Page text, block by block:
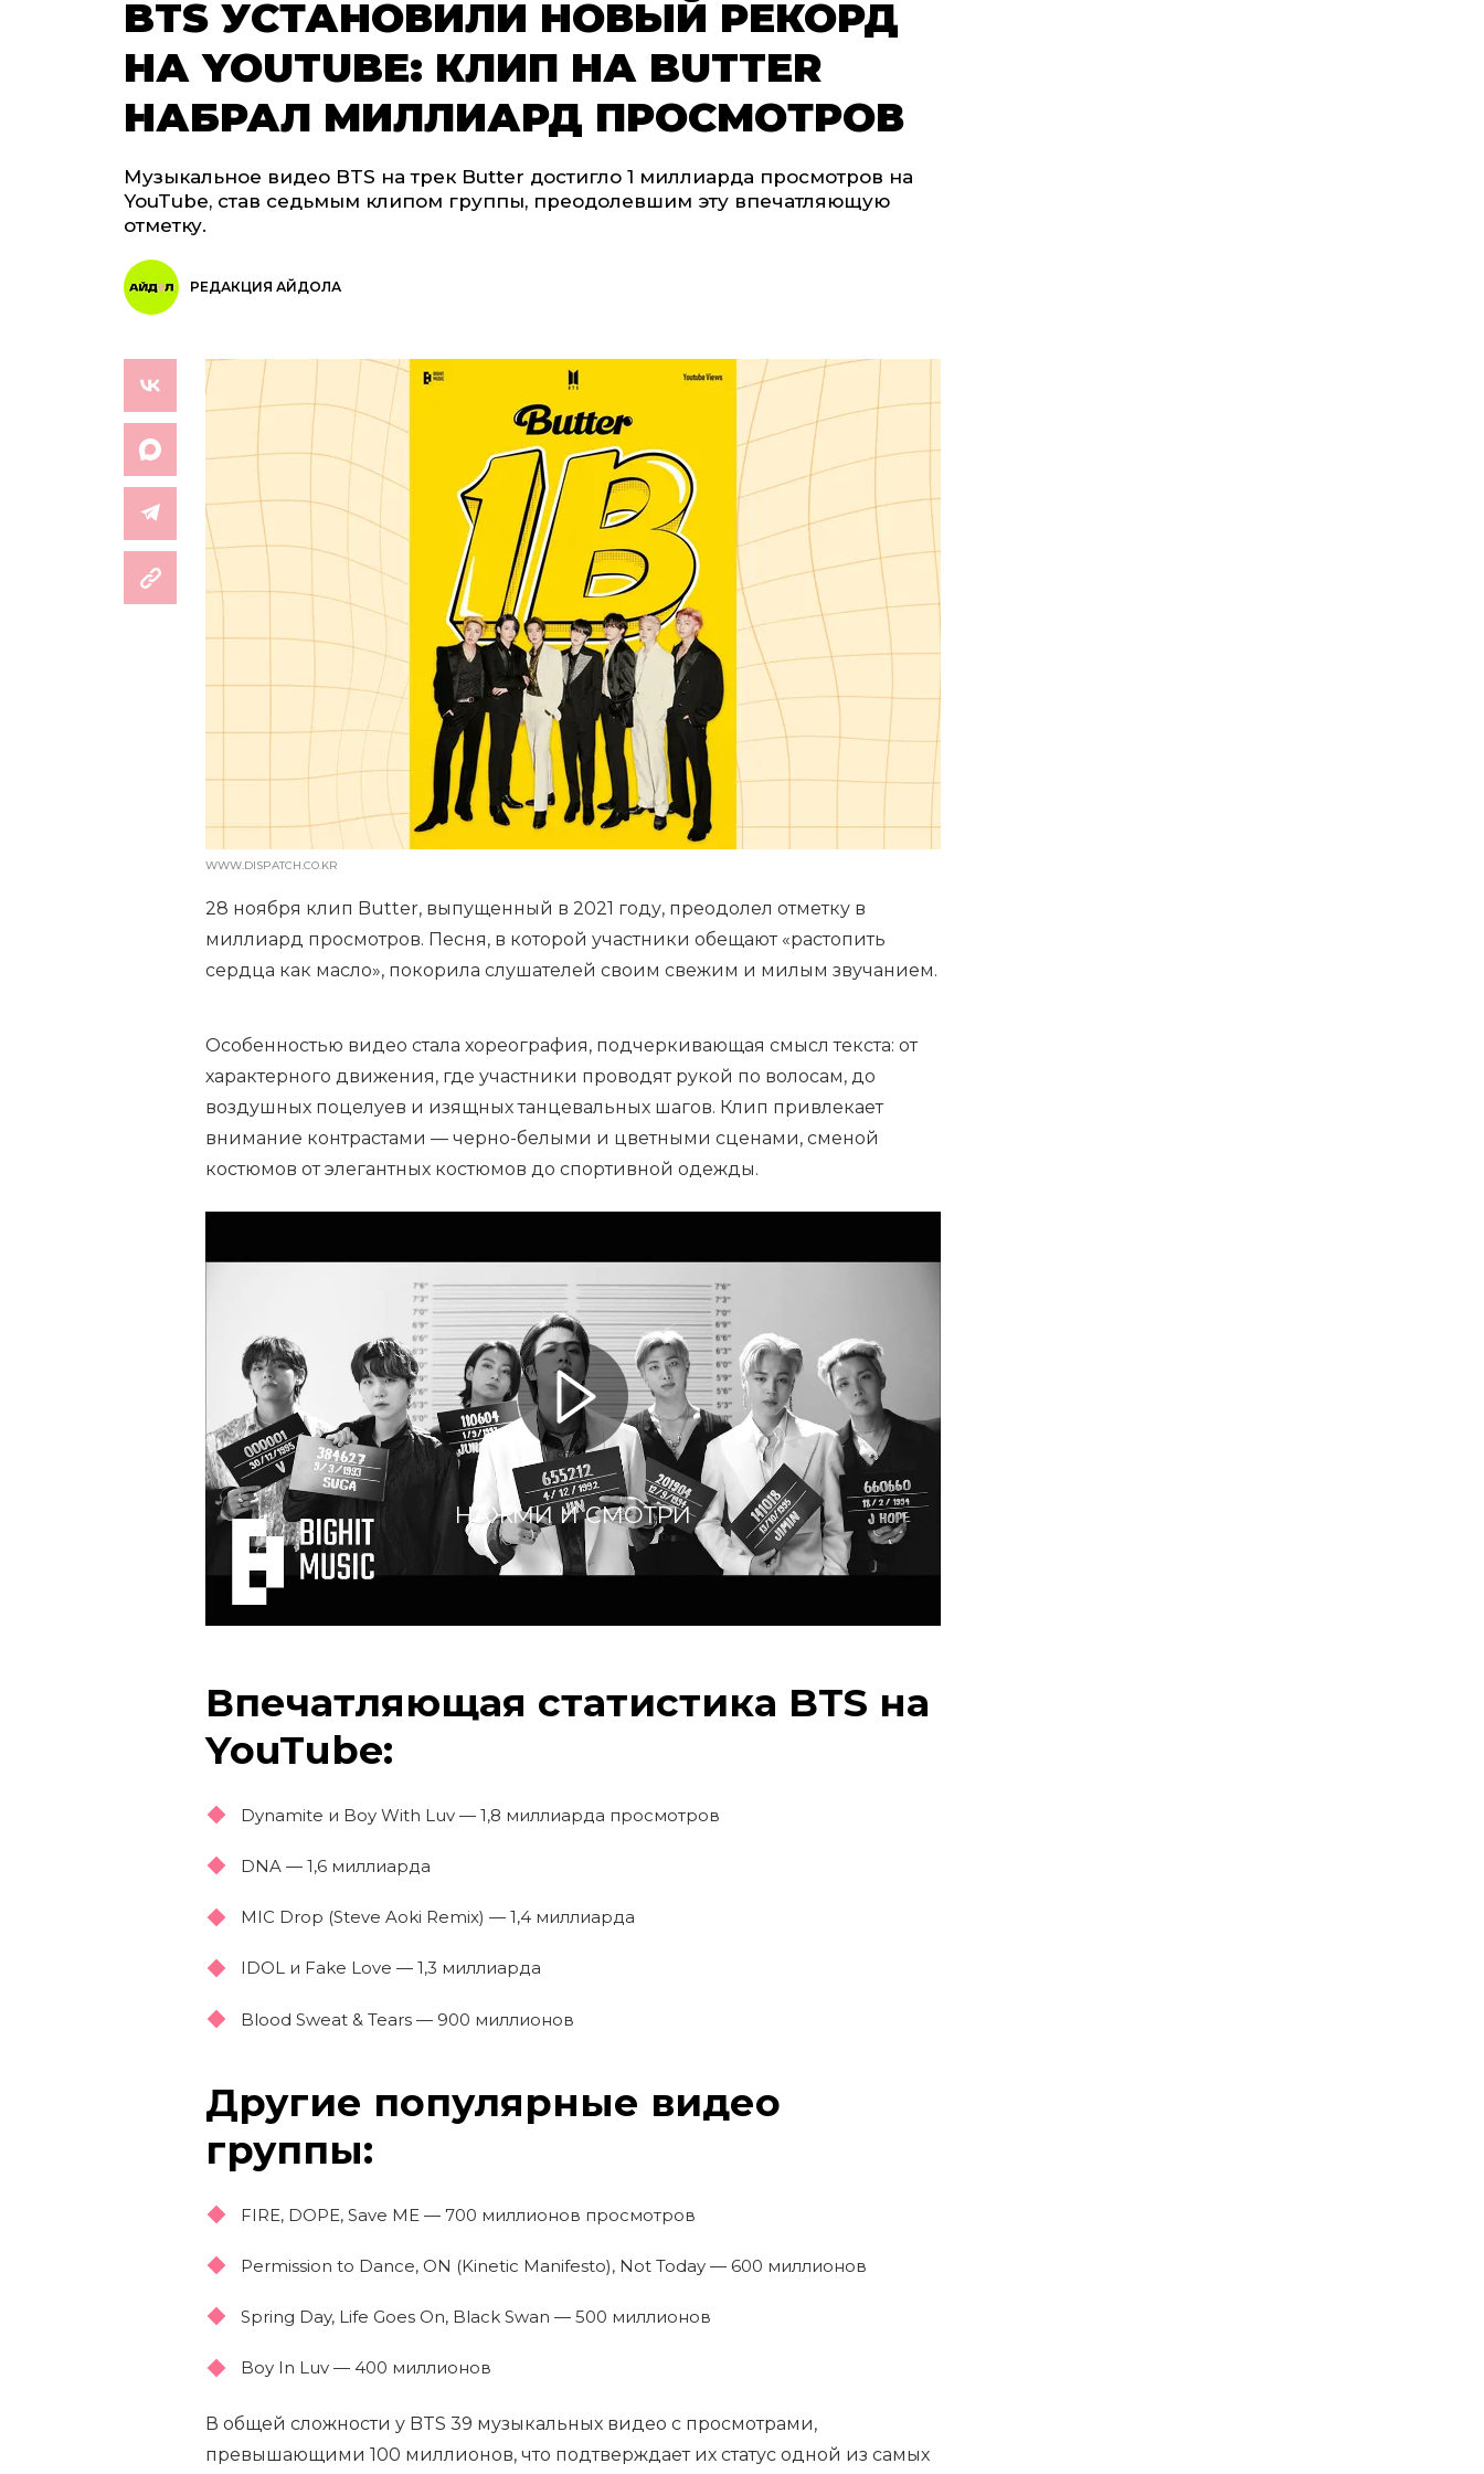
BTS УСТАНОВИЛИ НОВЫЙ РЕКОРД
НА YOUTUBE: КЛИП НА BUTTER
НАБРАЛ МИЛЛИАРД ПРОСМОТРОВ
Музыкальное видео BTS на трек Butter достигло 1 миллиарда просмотров на
YouTube, став седьмым клипом группы, преодолевшим эту впечатляющую
отметку.
РЕДАКЦИЯ АЙДОЛА
WWW.DISPATCH.CO.KR
28 ноября клип Butter, выпущенный в 2021 году, преодолел отметку в
миллиард просмотров. Песня, в которой участники обещают «растопить
сердца как масло», покорила слушателей своим свежим и милым звучанием.
Особенностью видео стала хореография, подчеркивающая смысл текста: от
характерного движения, где участники проводят рукой по волосам, до
воздушных поцелуев и изящных танцевальных шагов. Клип привлекает
внимание контрастами — черно-белыми и цветными сценами, сменой
костюмов от элегантных костюмов до спортивной одежды.
НАЖМИ И СМОТРИ
Впечатляющая статистика BTS на
YouTube:
Dynamite и Boy With Luv — 1,8 миллиарда просмотров
DNA — 1,6 миллиарда
MIC Drop (Steve Aoki Remix) — 1,4 миллиарда
IDOL и Fake Love — 1,3 миллиарда
Blood Sweat & Tears — 900 миллионов
Другие популярные видео
группы:
FIRE, DOPE, Save ME — 700 миллионов просмотров
Permission to Dance, ON (Kinetic Manifesto), Not Today — 600 миллионов
Spring Day, Life Goes On, Black Swan — 500 миллионов
Boy In Luv — 400 миллионов
В общей сложности у BTS 39 музыкальных видео с просмотрами,
превышающими 100 миллионов, что подтверждает их статус одной из самых